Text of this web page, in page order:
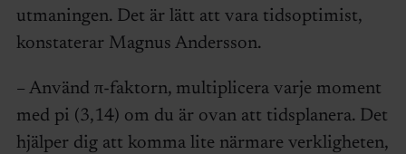
utmaningen. Det är lätt att vara tidsoptimist,
konstaterar Magnus Andersson.
– Använd π-faktorn, multiplicera varje moment
med pi (3,14) om du är ovan att tidsplanera. Det
hjälper dig att komma lite närmare verkligheten,